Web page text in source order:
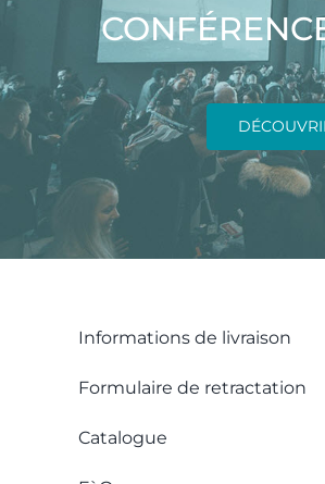
Informations de livraison
Formulaire de retractation
Catalogue